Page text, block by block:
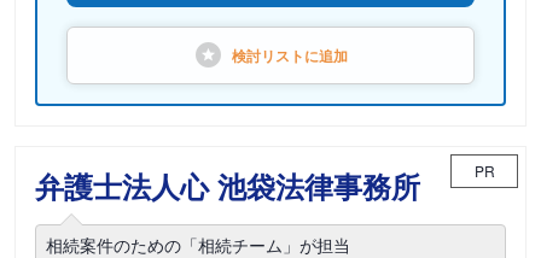
検討リストに追加
弁護士法人心 池袋法律事務所 PR
相続案件のための「相続チーム」が担当